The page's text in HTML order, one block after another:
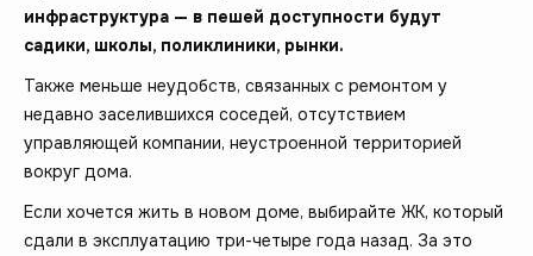
инфраструктура — в пешей доступности будут
садики, школы, поликлиники, рынки.
Также меньше неудобств, связанных с ремонтом у
недавно заселившихся соседей, отсутствием
управляющей компании, неустроенной территорией
вокруг дома.
Если хочется жить в новом доме, выбирайте ЖК, который
сдали в эксплуатацию три-четыре года назад. За это